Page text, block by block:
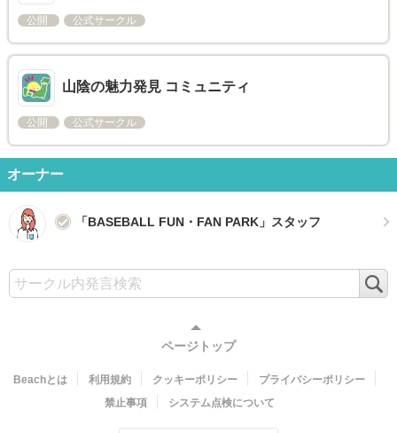
公開 公式サークル
山陰の魅力発見 コミュニティ
公開 公式サークル
オーナー
「BASEBALL FUN・FAN PARK」スタッフ
ページトップ
Beachとは 利用規約 クッキーポリシー
プライバシーポリシー
禁止事項
システム点検について